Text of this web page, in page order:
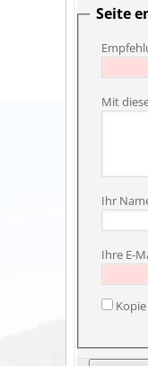
Seite
Mit
Ihr
Ihre E-